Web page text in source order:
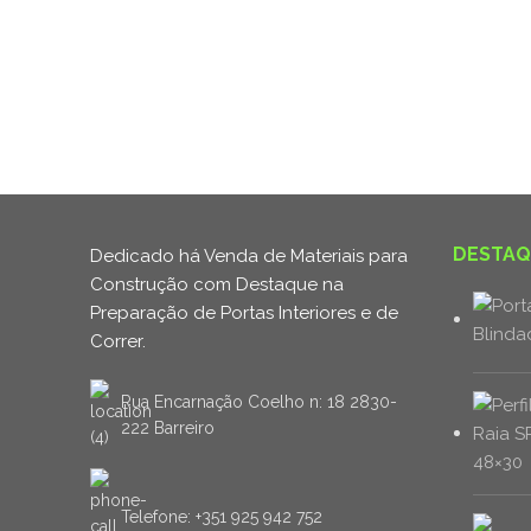
Dedicado há Venda de Materiais para
Construção com Destaque na
Preparação de Portas Interiores e de
Correr.
Rua Encarnação Coelho n: 18 2830-
222 Barreiro
Telefone: +351 925 942 752